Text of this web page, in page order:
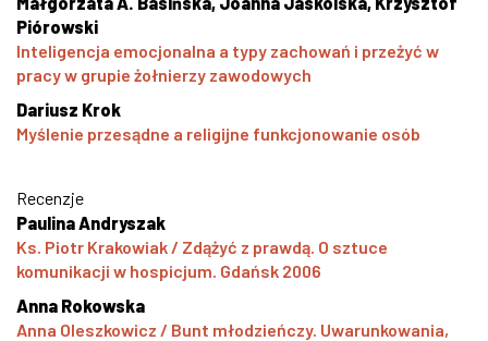
Piórowski
Inteligencja emocjonalna a typy zachowań i przeżyć w
pracy w grupie żołnierzy zawodowych
Dariusz Krok
Myślenie przesądne a religijne funkcjonowanie osób
Recenzje
Paulina Andryszak
Ks. Piotr Krakowiak / Zdążyć z prawdą. O sztuce
komunikacji w hospicjum. Gdańsk 2006
Anna Rokowska
Anna Oleszkowicz / Bunt młodzieńczy. Uwarunkowania,